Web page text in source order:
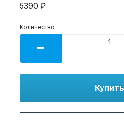
5390 ₽
Количество
Купить